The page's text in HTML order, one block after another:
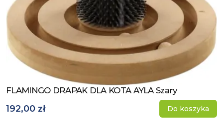
Zobacz produkt
FLAMINGO DRAPAK DLA KOTA AYLA Szary
192,00 zł Do koszyka